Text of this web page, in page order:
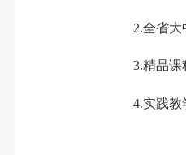
2.全省大中
3.精品课程“
4.实践教学